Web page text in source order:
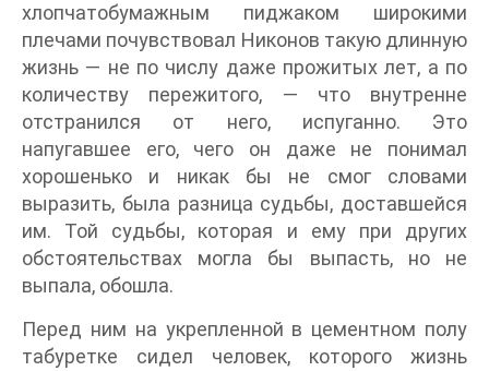
хлопчатобумажным пиджаком широкими
плечами почувствовал Никонов такую длинную
жизнь — не по числу даже прожитых лет, а по
количеству пережитого, — что внутренне
отстранился от него, испуганно. Это
напугавшее его, чего он даже не понимал
хорошенько и никак бы не смог словами
выразить, была разница судьбы, доставшейся
им. Той судьбы, которая и ему при других
обстоятельствах могла бы выпасть, но не
выпала, обошла.
Перед ним на укрепленной в цементном полу
табуретке сидел человек, которого жизнь